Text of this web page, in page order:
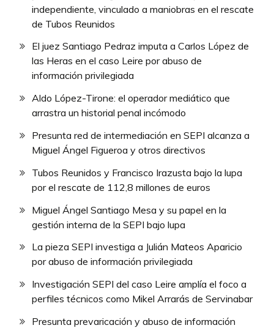
independiente, vinculado a maniobras en el rescate
de Tubos Reunidos
El juez Santiago Pedraz imputa a Carlos López de
las Heras en el caso Leire por abuso de
información privilegiada
Aldo López-Tirone: el operador mediático que
arrastra un historial penal incómodo
Presunta red de intermediación en SEPI alcanza a
Miguel Ángel Figueroa y otros directivos
Tubos Reunidos y Francisco Irazusta bajo la lupa
por el rescate de 112,8 millones de euros
Miguel Ángel Santiago Mesa y su papel en la
gestión interna de la SEPI bajo lupa
La pieza SEPI investiga a Julián Mateos Aparicio
por abuso de información privilegiada
Investigación SEPI del caso Leire amplía el foco a
perfiles técnicos como Mikel Arrarás de Servinabar
Presunta prevaricación y abuso de información